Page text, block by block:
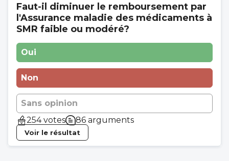
Faut-il diminuer le remboursement par
l'Assurance maladie des médicaments à
SMR faible ou modéré?
Oui
Non
Sans opinion
254 votes
86 arguments
Voir le résultat